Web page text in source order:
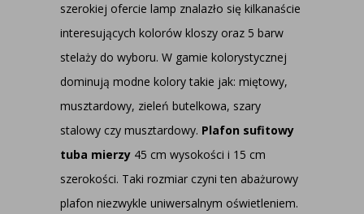
szerokiej ofercie lamp znalazło się kilkanaście
interesujących kolorów kloszy oraz 5 barw
stelaży do wyboru. W gamie kolorystycznej
dominują modne kolory takie jak: miętowy,
musztardowy, zieleń butelkowa, szary
stalowy czy musztardowy. Plafon sufitowy
tuba mierzy 45 cm wysokości i 15 cm
szerokości. Taki rozmiar czyni ten abażurowy
plafon niezwykle uniwersalnym oświetleniem.